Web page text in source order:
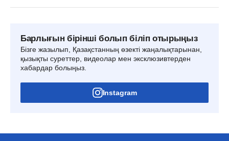
Барлығын бірінші болып біліп отырыңыз
Бізге жазылып, Қазақстанның өзекті жаңалықтарынан,
қызықты суреттер, видеолар мен эксклюзивтерден
хабардар болыңыз.
Instagram